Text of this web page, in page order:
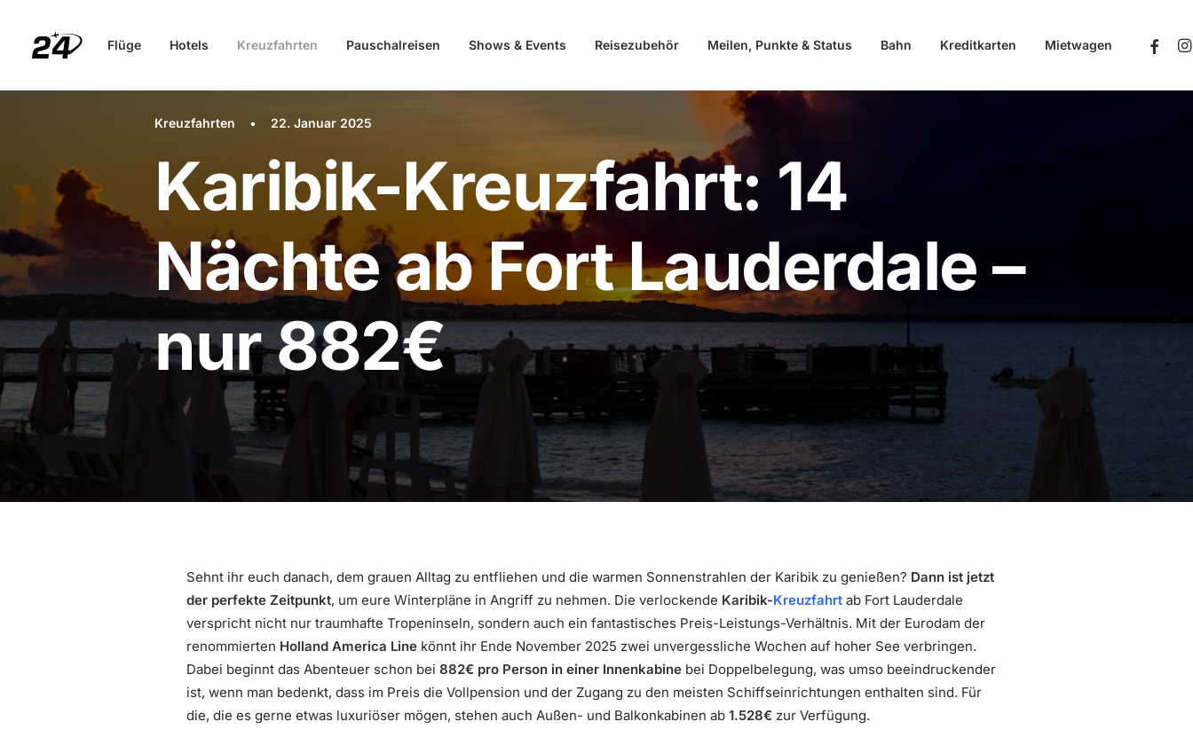
Flüge Hotels Kreuzfahrten Pauschalreisen Shows & Events Reisezubehör Meilen, Punkte & Status Bahn Kreditkarten Mietwagen
Kreuzfahrten • 22. Januar 2025
Karibik-Kreuzfahrt: 14
Nächte ab Fort Lauderdale –
nur 882€
Sehnt ihr euch danach, dem grauen Alltag zu entfliehen und die warmen Sonnenstrahlen der Karibik zu genießen? Dann ist jetzt
der perfekte Zeitpunkt, um eure Winterpläne in Angriff zu nehmen. Die verlockende Karibik-Kreuzfahrt ab Fort Lauderdale
verspricht nicht nur traumhafte Tropeninseln, sondern auch ein fantastisches Preis-Leistungs-Verhältnis. Mit der Eurodam der
renommierten Holland America Line könnt ihr Ende November 2025 zwei unvergessliche Wochen auf hoher See verbringen.
Dabei beginnt das Abenteuer schon bei 882€ pro Person in einer Innenkabine bei Doppelbelegung, was umso beeindruckender
ist, wenn man bedenkt, dass im Preis die Vollpension und der Zugang zu den meisten Schiffseinrichtungen enthalten sind. Für
die, die es gerne etwas luxuriöser mögen, stehen auch Außen- und Balkonkabinen ab 1.528€ zur Verfügung.